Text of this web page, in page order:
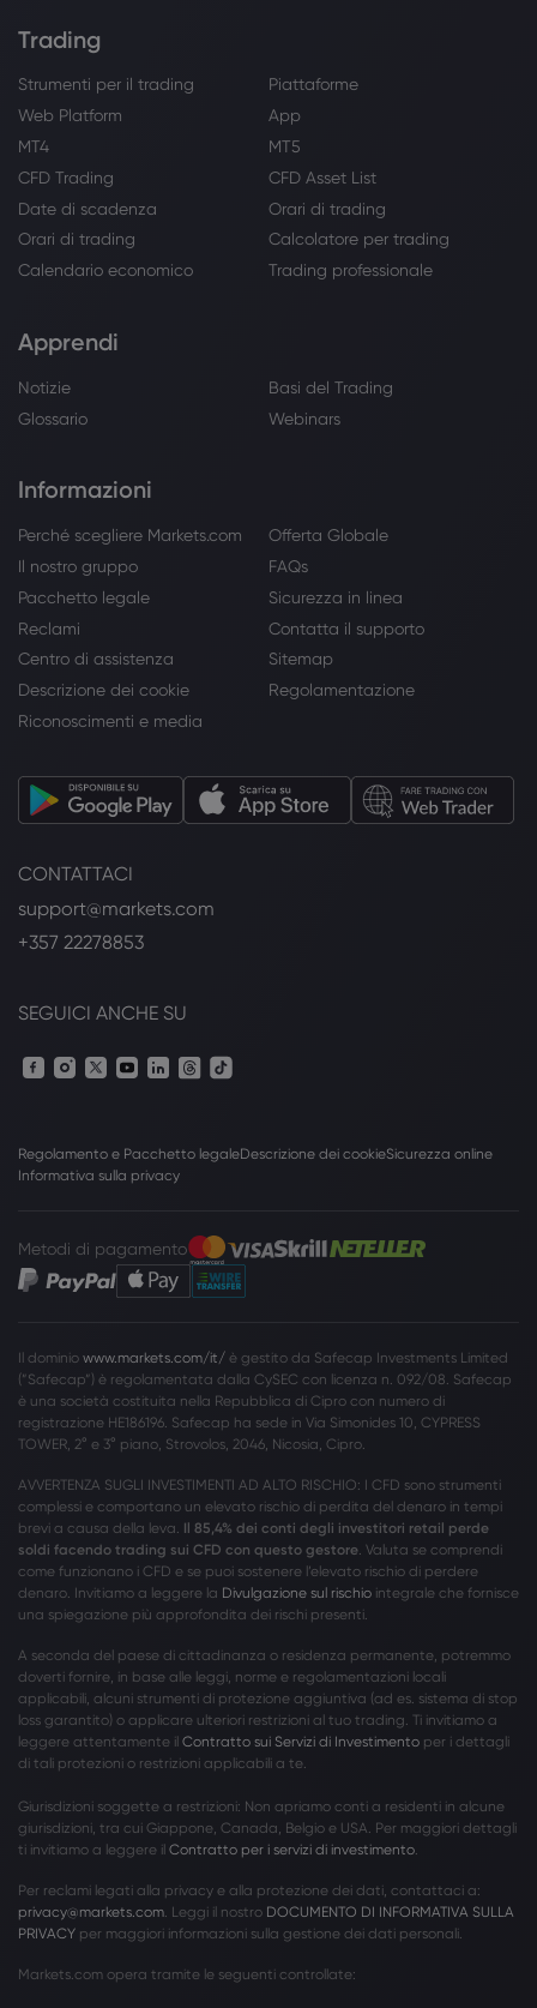
Trading
Strumenti per il trading
Piattaforme
Web Platform
App
MT4
MT5
CFD Trading
CFD Asset List
Date di scadenza
Orari di trading
Orari di trading
Calcolatore per trading
Calendario economico
Trading professionale
Apprendi
Notizie
Basi del Trading
Glossario
Webinars
Informazioni
Perché scegliere Markets.com
Offerta Globale
Il nostro gruppo
FAQs
Pacchetto legale
Sicurezza in linea
Reclami
Contatta il supporto
Centro di assistenza
Sitemap
Descrizione dei cookie
Regolamentazione
Riconoscimenti e media
CONTATTACI
support@markets.com
+357 22278853
SEGUICI ANCHE SU
Regolamento e Pacchetto legaleDescrizione dei cookieSicurezza online
Informativa sulla privacy
Metodi di pagamento
Il dominio www.markets.com/it/ è gestito da Safecap Investments Limited
(”Safecap”) è regolamentata dalla CySEC con licenza n. 092/08. Safecap
è una società costituita nella Repubblica di Cipro con numero di
registrazione HE186196. Safecap ha sede in Via Simonides 10, CYPRESS
TOWER, 2° e 3° piano, Strovolos, 2046, Nicosia, Cipro.
AVVERTENZA SUGLI INVESTIMENTI AD ALTO RISCHIO: I CFD sono strumenti
complessi e comportano un elevato rischio di perdita del denaro in tempi
brevi a causa della leva. Il 85,4% dei conti degli investitori retail perde
soldi facendo trading sui CFD con questo gestore . Valuta se comprendi
come funzionano i CFD e se puoi sostenere l’elevato rischio di perdere
denaro. Invitiamo a leggere la Divulgazione sul rischio integrale che fornisce
una spiegazione più approfondita dei rischi presenti.
A seconda del paese di cittadinanza o residenza permanente, potremmo
doverti fornire, in base alle leggi, norme e regolamentazioni locali
applicabili, alcuni strumenti di protezione aggiuntiva (ad es. sistema di stop
loss garantito) o applicare ulteriori restrizioni al tuo trading. Ti invitiamo a
leggere attentamente il Contratto sui Servizi di Investimento per i dettagli
di tali protezioni o restrizioni applicabili a te.
Giurisdizioni soggette a restrizioni: Non apriamo conti a residenti in alcune
giurisdizioni, tra cui Giappone, Canada, Belgio e USA. Per maggiori dettagli
ti invitiamo a leggere il Contratto per i servizi di investimento
Per reclami legati alla privacy e alla protezione dei dati, contattaci a:
privacy@markets.com . Leggi il nostro DOCUMENTO DI INFORMATIVA SULLA
PRIVACY per maggiori informazioni sulla gestione dei dati personali.
Markets.com opera tramite le seguenti controllate: